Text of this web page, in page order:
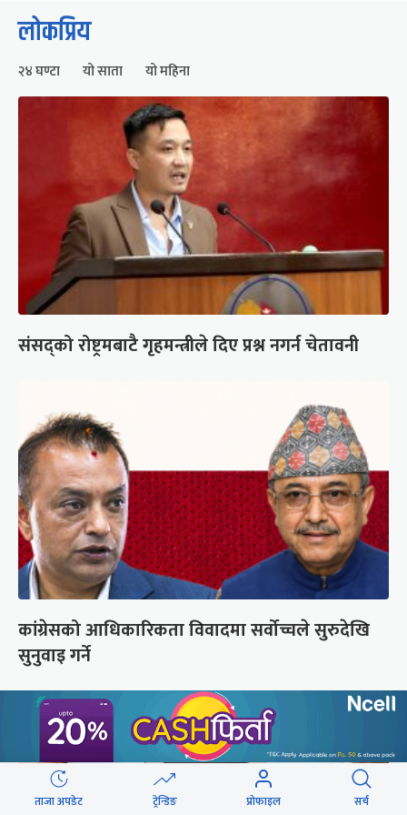
लोकप्रिय
२४ घण्टा यो साता यो महिना
संसद्को रोष्ट्रमबाटै गृहमन्त्रीले दिए प्रश्न नगर्न चेतावनी
कांग्रेसको आधिकारिकता विवादमा सर्वोच्चले सुरुदेखि
सुनुवाइ गर्ने
ताजा अपडेट ट्रेन्डिङ प्रोफाइल सर्च